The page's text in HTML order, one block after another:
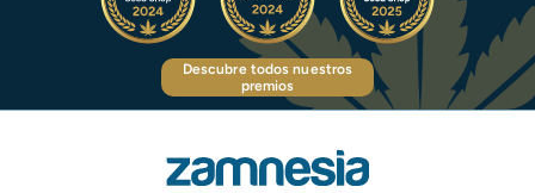
Descubre todos nuestros
premios